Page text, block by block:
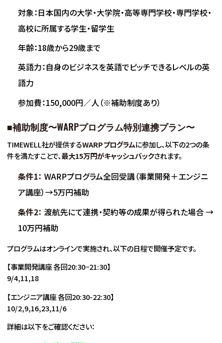
対象：日本国内の大学・大学院・高等専門学校・専門学校・
高校に所属する学生・留学生
年齢：18歳から29歳まで
英語力：自身のビジネスを英語でピッチできるレベルの英
語力
参加費：150,000円／人（※補助制度あり）
■補助制度〜WARPプログラム特別連携プラン〜
TIMEWELL社が提供するWARPプログラムに参加し、以下の2つの条
件を満たすことで、最大15万円がキャッシュバックされます。
条件1： WARPプログラム全回受講（事業開発＋エンジニ
ア講座）→5万円補助
条件2： 渡航先にて連携・契約等の成果が得られた場合 →
10万円補助
プログラムはオンラインで実施され、以下の日程で開催予定です。
【事業開発講座 各回20:30−21:30】
9/4,11,18
【エンジニア講座 各回20:30-22:30】
10/2,9,16,23,11/6
詳細は以下をご確認ください：